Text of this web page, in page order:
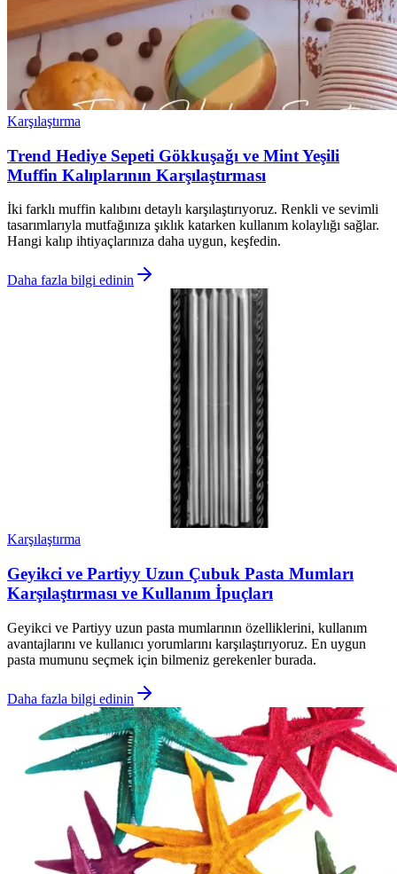
Karşılaştırma
Trend Hediye Sepeti Gökkuşağı ve Mint Yeşili
Muffin Kalıplarının Karşılaştırması
İki farklı muffin kalıbını detaylı karşılaştırıyoruz. Renkli ve sevimli
tasarımlarıyla mutfağınıza şıklık katarken kullanım kolaylığı sağlar.
Hangi kalıp ihtiyaçlarınıza daha uygun, keşfedin.
Daha fazla bilgi edinin
Karşılaştırma
Geyikci ve Partiyy Uzun Çubuk Pasta Mumları
Karşılaştırması ve Kullanım İpuçları
Geyikci ve Partiyy uzun pasta mumlarının özelliklerini, kullanım
avantajlarını ve kullanıcı yorumlarını karşılaştırıyoruz. En uygun
pasta mumunu seçmek için bilmeniz gerekenler burada.
Daha fazla bilgi edinin